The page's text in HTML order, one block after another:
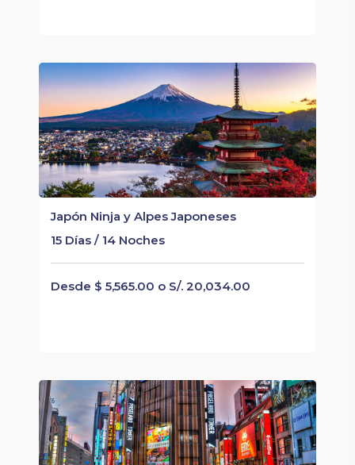
Japón Ninja y Alpes Japoneses
15 Días / 14 Noches
Desde $ 5,565.00 o S/. 20,034.00